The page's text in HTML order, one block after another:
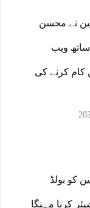
نے محسن
ویب
کام کرنے کی
کو بولڈ
کرنا مہنگا